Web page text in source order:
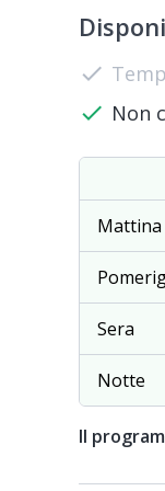
check
check Non
Mattina
Sera
Notte
Il